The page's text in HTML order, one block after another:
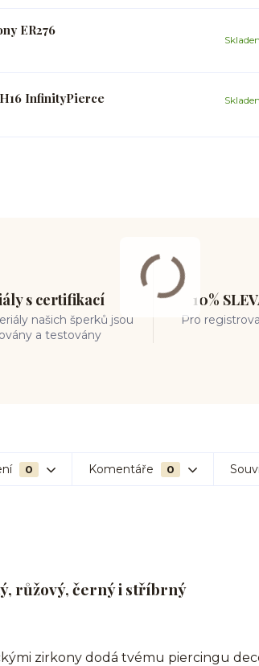
ER276
InfinityPierce
s certifikací
našich šperků jsou
a testovány
10%
Pro
0 Komentáře 0
růžový, černý i stříbrný
zirkony dodá tvému piercingu